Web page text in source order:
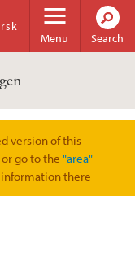
Menu
Search
version of this
or go to the"area"
there